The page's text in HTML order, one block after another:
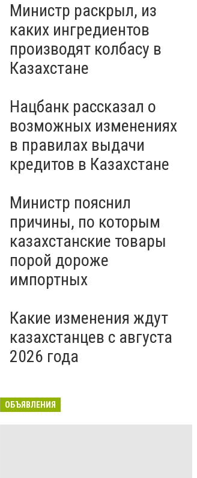
Министр раскрыл, из
каких ингредиентов
производят колбасу в
Казахстане
Нацбанк рассказал о
возможных изменениях
в правилах выдачи
кредитов в Казахстане
Министр пояснил
причины, по которым
казахстанские товары
порой дороже
импортных
Какие изменения ждут
казахстанцев с августа
2026 года
ОБЪЯВЛЕНИЯ